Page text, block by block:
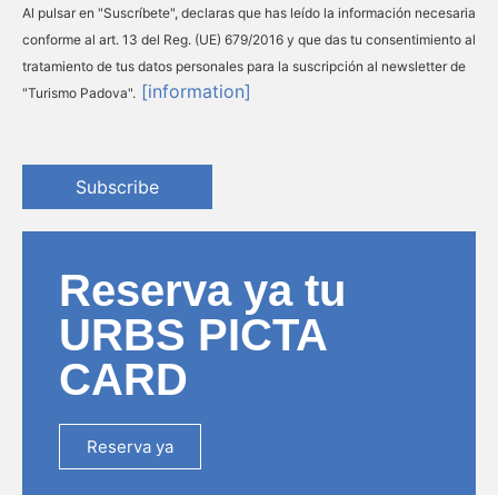
Al pulsar en "Suscríbete", declaras que has leído la información necesaria
conforme al art. 13 del Reg. (UE) 679/2016 y que das tu consentimiento al
tratamiento de tus datos personales para la suscripción al newsletter de
"Turismo Padova". [information]
Subscribe
Reserva ya tu
URBS PICTA
CARD
Reserva ya